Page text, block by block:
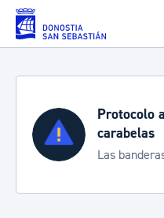
Saltar al contenido principal
Protocolo
carabelas
Las